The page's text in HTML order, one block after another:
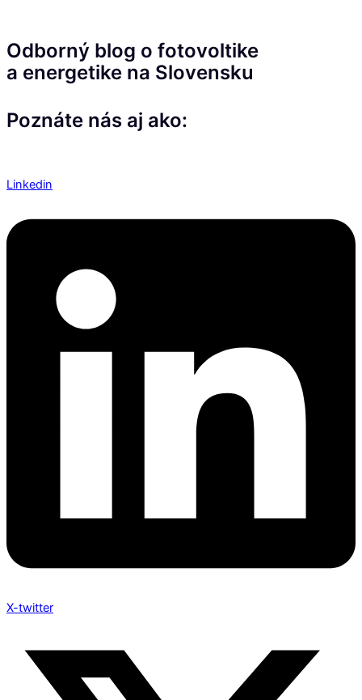
Odborný blog o fotovoltike
a energetike na Slovensku
Poznáte nás aj ako:
Linkedin
X-twitter